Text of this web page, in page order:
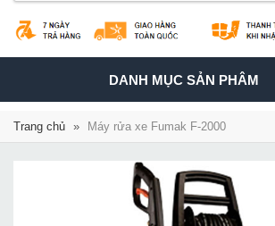
TOGGLE
NAVIGATION
DANH MỤC SẢN PHÂM
Trang chủ » Máy rửa xe Fumak F-2000